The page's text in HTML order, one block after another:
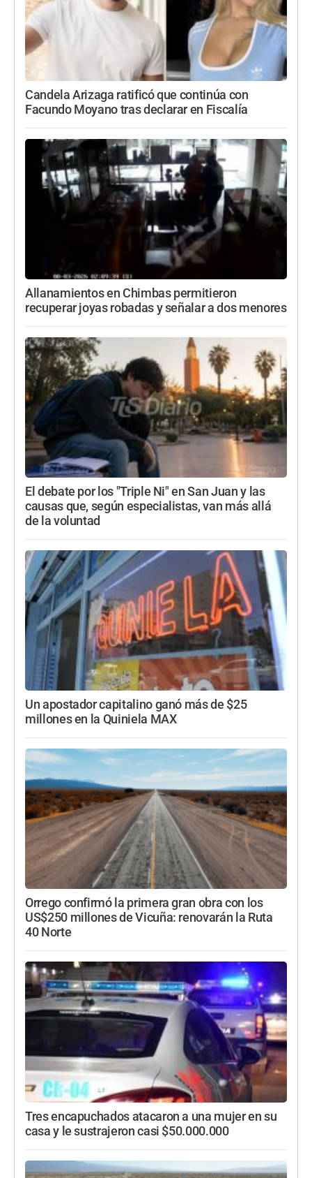
Candela Arizaga ratificó que continúa con
Facundo Moyano tras declarar en Fiscalía
Allanamientos en Chimbas permitieron
recuperar joyas robadas y señalar a dos menores
El debate por los "Triple Ni" en San Juan y las
causas que, según especialistas, van más allá
de la voluntad
Un apostador capitalino ganó más de $25
millones en la Quiniela MAX
Orrego confirmó la primera gran obra con los
US$250 millones de Vicuña: renovarán la Ruta
40 Norte
Tres encapuchados atacaron a una mujer en su
casa y le sustrajeron casi $50.000.000